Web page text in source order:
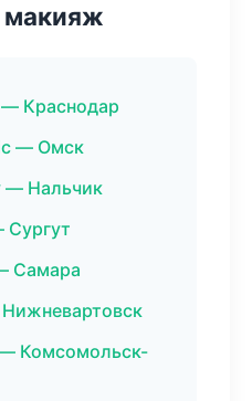
макияж
Краснодар
— Омск
— Нальчик
Самара
Комсомольск-